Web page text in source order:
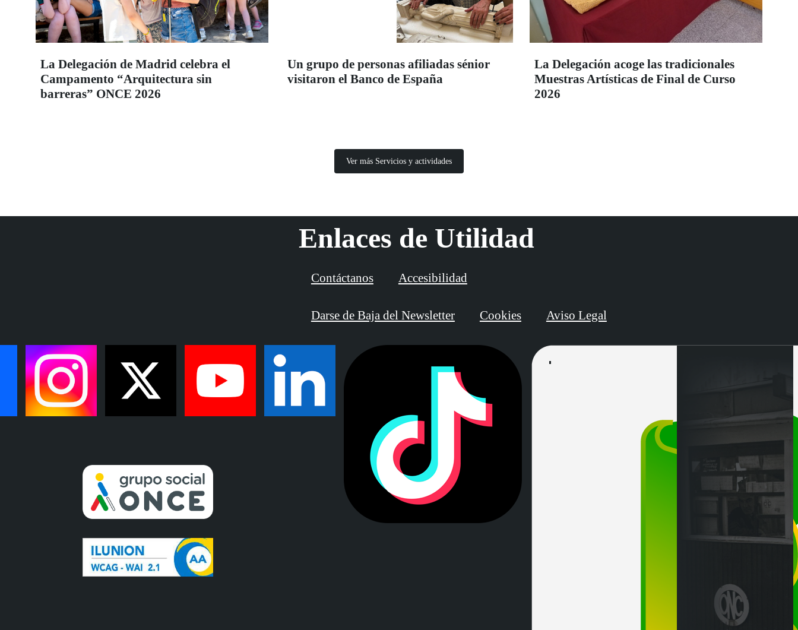
La Delegación de Madrid celebra el
Campamento “Arquitectura sin
barreras” ONCE 2026
Un grupo de personas afiliadas sénior
visitaron el Banco de España
La Delegación acoge las tradicionales
Muestras Artísticas de Final de Curso
2026
Ver más Servicios y actividades
Enlaces de Utilidad
Contáctanos Accesibilidad
Darse de Baja del Newsletter Cookies Aviso Legal